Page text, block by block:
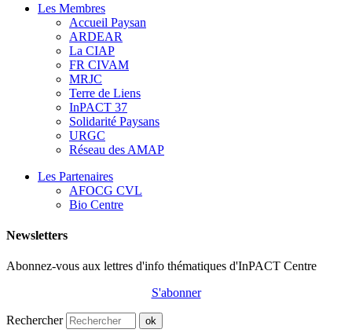
Les Membres
Accueil Paysan
ARDEAR
La CIAP
FR CIVAM
MRJC
Terre de Liens
InPACT 37
Solidarité Paysans
URGC
Réseau des AMAP
Les Partenaires
AFOCG CVL
Bio Centre
Newsletters
Abonnez-vous aux lettres d'info thématiques d'InPACT Centre
S'abonner
Rechercher ok